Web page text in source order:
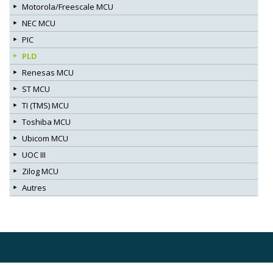
Motorola/Freescale MCU
NEC MCU
PIC
PLD
Renesas MCU
ST MCU
TI (TMS) MCU
Toshiba MCU
Ubicom MCU
UOC III
Zilog MCU
Autres